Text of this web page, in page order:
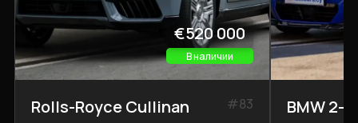
€520 000
В наличии
Rolls-Royce Cullinan #83 BMW 2-